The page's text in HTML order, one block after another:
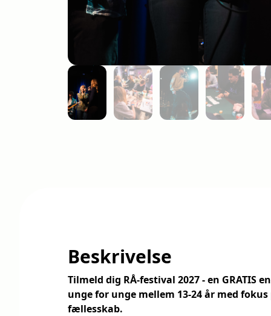
Beskrivelse
Tilmeld dig RÅ-festival 2027 - en GRATIS
unge for unge mellem 13-24 år med
fællesskab.